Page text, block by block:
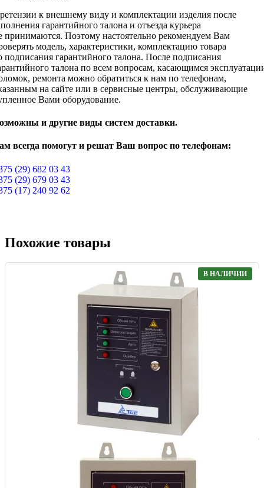
к внешнему виду и комплектации изделия после
гарантийного талона и отъезда курьера
принимаются. Поэтому настоятельно рекомендуем Вам
модель, характеристики, комплектацию товара
подписания гарантийного талона. После подписания
талона по всем вопросам, касающимся
ремонта можно обратиться к нам по телефонам,
на сайте или в сервисные центры, обслуживающие
Вами оборудование.
и другие виды систем доставки.
всегда помогут и решат Ваш вопрос по телефонам:
(29) 682 03 43
(29) 679 03 43
(17) 240 92 62
Похожие товары
В НАЛИЧИИ